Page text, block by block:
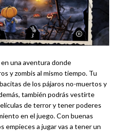
una aventura donde
y zombis al mismo tiempo. Tu
de los pájaros no-muertos y
también podrás vestirte
de terror y tener poderes
en el juego. Con buenas
empieces a jugar vas a tener un